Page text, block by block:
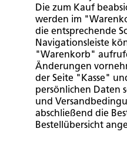
Die zum Kauf
werden im
die entsprechende
Navigationsleiste
"Warenkorb"
Änderungen
der Seite "Kasse"
persönlichen Daten
und
abschließend die
Bestellübersicht